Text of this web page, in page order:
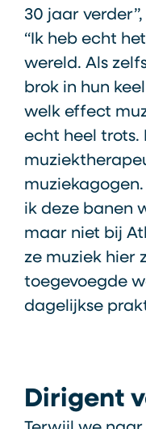
30 jaar
“Ik heb echt
wereld. Als
brok in hun
welk effect
echt heel trots.
ik deze banen
maar niet bij
ze muziek hier
toegevoegde
dagelijkse
Dirigent